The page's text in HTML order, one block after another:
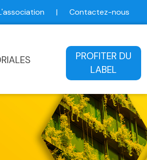
| Contactez-nous
PROFITER DU
LABEL